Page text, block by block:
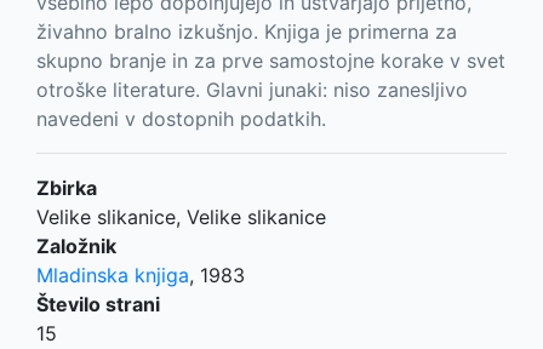
živahno bralno izkušnjo. Knjiga je primerna za
skupno branje in za prve samostojne korake v svet
otroške literature. Glavni junaki: niso zanesljivo
navedeni v dostopnih podatkih.
Zbirka
Velike slikanice, Velike slikanice
Založnik
Mladinska knjiga, 1983
Število strani
15